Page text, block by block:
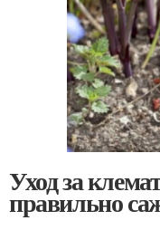
Уход за
правильно